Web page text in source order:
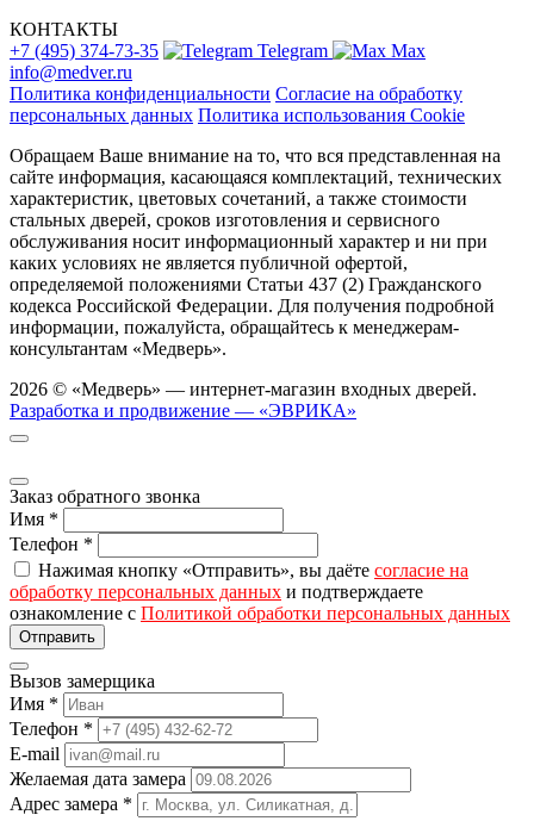
КОНТАКТЫ
+7 (495) 374-73-35
Telegram
Max
info@medver.ru
Политика конфиденциальности Согласие на обработку
персональных данных Политика использования Cookie
Обращаем Ваше внимание на то, что вся представленная на
сайте информация, касающаяся комплектаций, технических
характеристик, цветовых сочетаний, а также стоимости
стальных дверей, сроков изготовления и сервисного
обслуживания носит информационный характер и ни при
каких условиях не является публичной офертой,
определяемой положениями Статьи 437 (2) Гражданского
кодекса Российской Федерации. Для получения подробной
информации, пожалуйста, обращайтесь к менеджерам-
консультантам «Медверь».
2026 © «Медверь» — интернет-магазин входных дверей.
Разработка и продвижение — «ЭВРИКА»
Заказ обратного звонка
Имя *
Телефон *
Нажимая кнопку «Отправить», вы даёте согласие на
обработку персональных данных и подтверждаете
ознакомление с Политикой обработки персональных данных
Вызов замерщика
Имя *
Телефон *
E-mail
Желаемая дата замера
Адрес замера *